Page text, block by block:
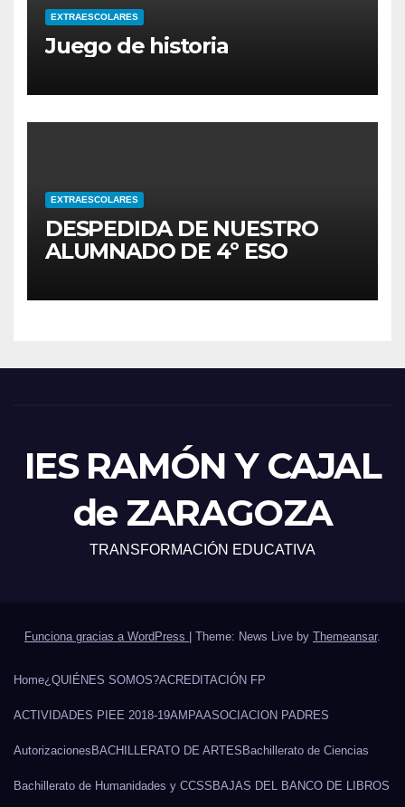
EXTRAESCOLARES
Juego de historia
EXTRAESCOLARES
DESPEDIDA DE NUESTRO
ALUMNADO DE 4º ESO
IES RAMÓN Y CAJAL
de ZARAGOZA
TRANSFORMACIÓN EDUCATIVA
Funciona gracias a WordPress Theme: News Live by Themeansar.
Home¿QUIÉNES SOMOS?ACREDITACIÓN FP
ACTIVIDADES PIEE 2018-19AMPAASOCIACION PADRES
Autorizaciones BACHILLERATO DE ARTES Bachillerato de Ciencias
Bachillerato de Humanidades y CCSSBAJAS DEL BANCO DE LIBROS